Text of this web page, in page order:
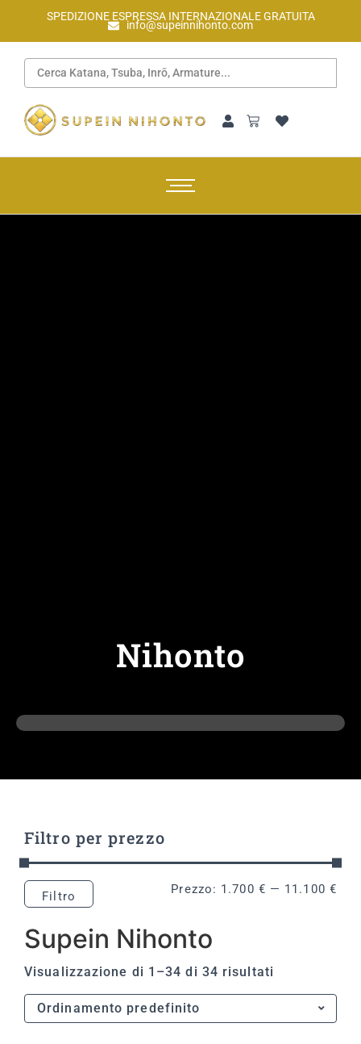
SPEDIZIONE ESPRESSA INTERNAZIONALE GRATUITA
info@supeinnihonto.com
Nihonto
Filtro per prezzo
Filtro Prezzo: 1.700 € — 11.100 €
Supein Nihonto
Visualizzazione di 1–34 di 34 risultati